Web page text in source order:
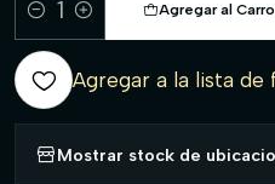
Cantidad
Agregar al Carro
Agregar a la lista de
Mostrar stock de